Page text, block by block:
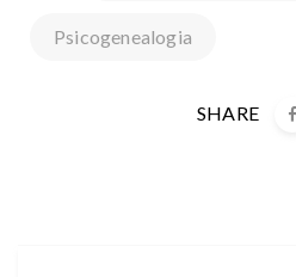
Psicogenealogia
SHARE